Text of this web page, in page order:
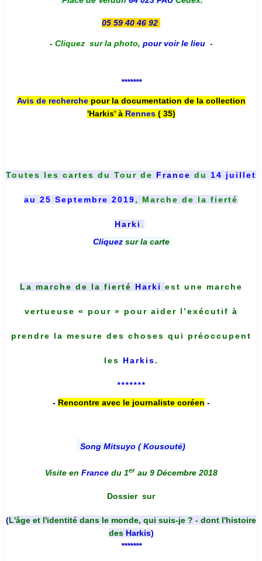
05 59 40 46 92
- Cliquez sur la photo, pour voir le lieu -
*******
Avis de recherche pour la documentation de la collection
'Harkis' à Rennes( 35)
Toutes les cartes du Tour de France du 14 juillet
au 25 Septembre 2019, Marche de la fierté
Harki
Cliquez sur la carte
La marche de la fierté Harki est une marche
vertueuse « pour » pour aider l’exécutif à
prendre la mesure des choses qui préoccupent
les Harkis.
*******
- Rencontre avec le journaliste coréen -
Song Mitsuyo ( Kousouté)
Visite en France du 1er au 9 Décembre 2018
Dossier sur
(L'âge et l'identité dans le monde, qui suis-je ? - dont l'histoire
des Harkis)
*******